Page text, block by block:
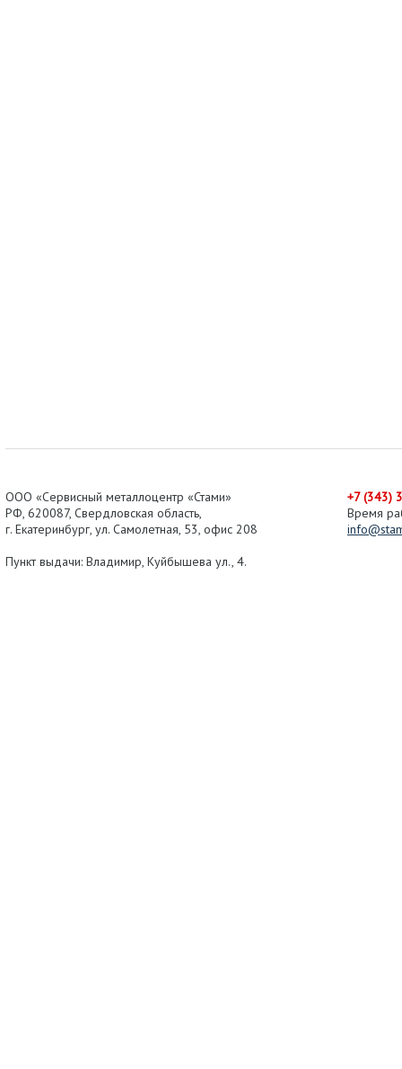
ООО «Сервисный металлоцентр «Стами»
РФ, 620087, Свердловская область,
г. Екатеринбург, ул. Самолетная, 53, офис 208
Пункт выдачи: Владимир, Куйбышева ул., 4.
+7 (343)
Время